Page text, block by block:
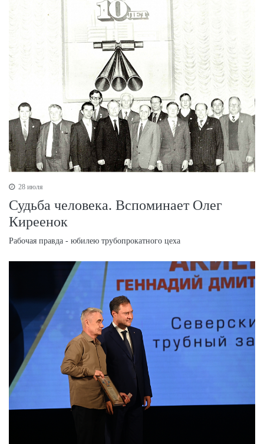
28 июля
Судьба человека. Вспоминает Олег
Киреенок
Рабочая правда - юбилею трубопрокатного цеха